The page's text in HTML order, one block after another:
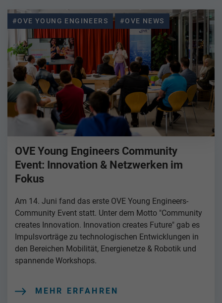
#OVE YOUNG ENGINEERS #OVE NEWS
OVE Young Engineers Community
Event: Innovation & Netzwerken im
Fokus
Am 14. Juni fand das erste OVE Young Engineers-
Community Event statt. Unter dem Motto "Community
creates Innovation. Innovation creates Future" gab es
Impulsvorträge zu technologischen Entwicklungen in
den Bereichen Mobilität, Energienetze & Robotik und
spannende Workshops.
MEHR ERFAHREN